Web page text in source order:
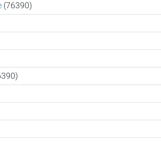
(76390)